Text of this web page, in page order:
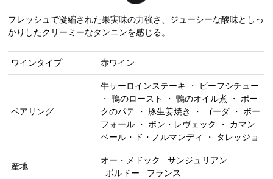
フレッシュで凝縮された果実味の力強さ、ジューシーな酸味としっ
かりしたクリーミーなタンニンを感じる。
ワインタイプ 赤ワイン
ペアリング
牛サーロインステーキ ・ ビーフシチュー
・ 鴨のロースト ・ 鴨のオイル煮 ・ ポー
クのパテ ・ 豚生姜焼き ・ ゴーダ ・ ボー
フォール ・ ポン・レヴェック ・ カマン
ベール・ド・ノルマンディ ・ タレッジョ
産地
オー・メドック
サンジュリアン
ボルドー
フランス